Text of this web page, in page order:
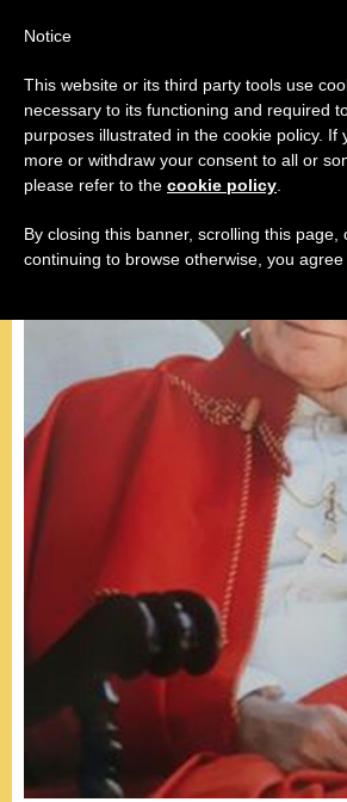
المقابلة العامة
Notice
This website or its third party tools use
necessary to its functioning and required
purposes illustrated in the cookie policy. If
more or withdraw your consent to all or
please refer to the cookie policy
By closing this banner, scrolling this page,
continuing to browse otherwise, you agree